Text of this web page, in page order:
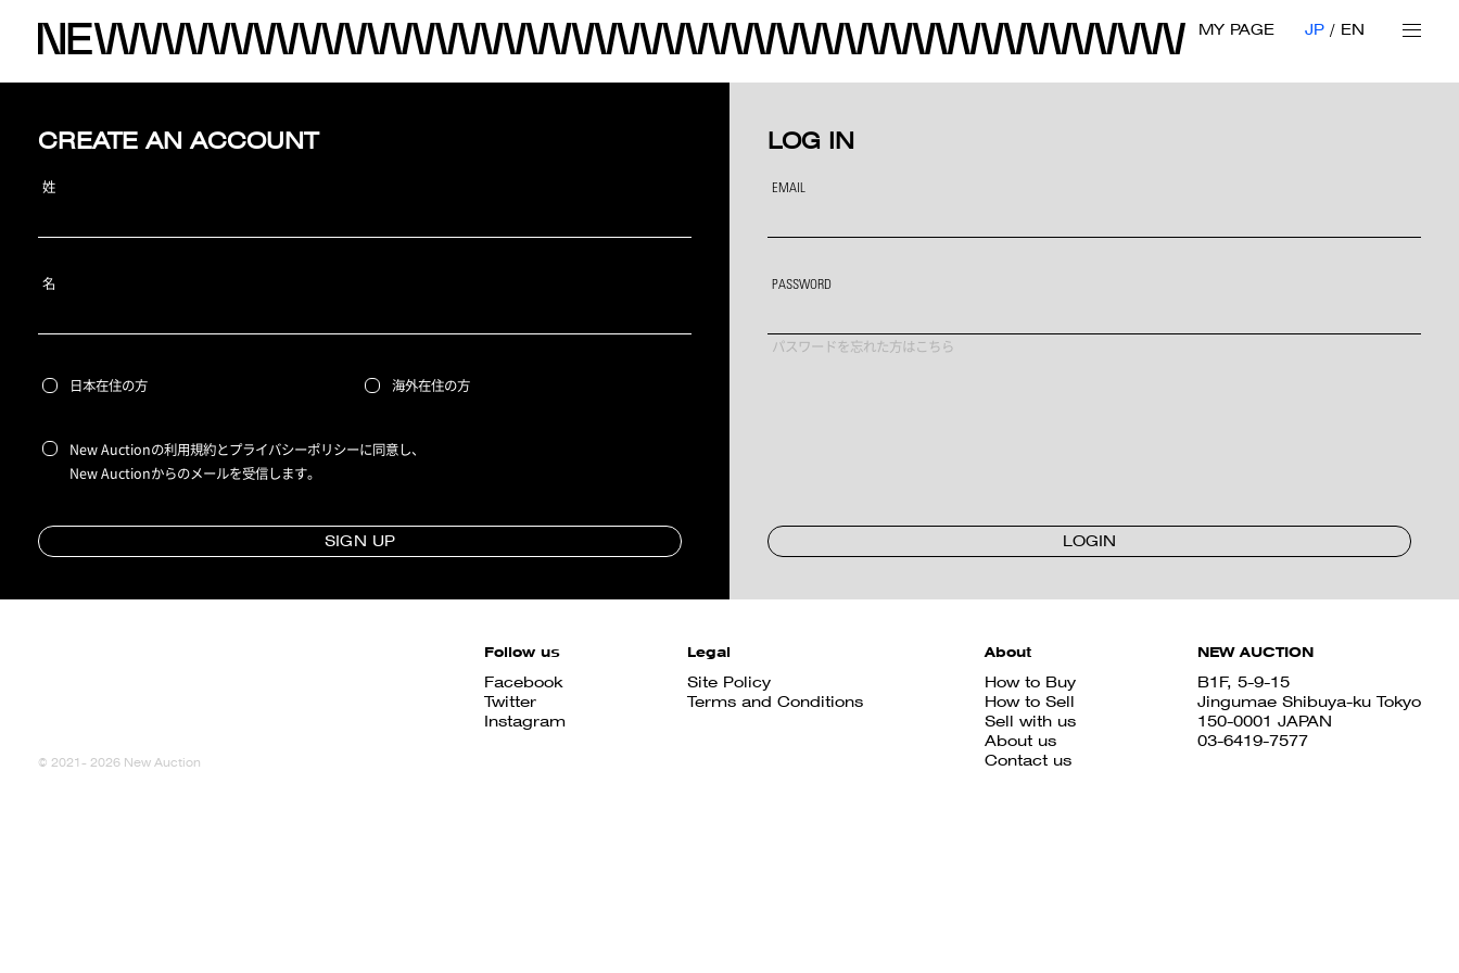
MY PAGE JP EN
CREATE AN ACCOUNT
姓
名
日本在住の方 海外在住の方
New Auctionの利用規約とプライバシーポリシーに同意し、
New Auctionからのメールを受信します。
SIGN UP
LOG IN
EMAIL
PASSWORD
パスワードを忘れた方はこちら
LOGIN
Follow us
Facebook
Twitter
Instagram
Legal
Site Policy
Terms and Conditions
About
How to Buy
How to Sell
Sell with us
About us
Contact us
NEW AUCTION
B1F, 5-9-15
Jingumae Shibuya-ku Tokyo
150-0001 JAPAN
03-6419-7577
© 2021- 2026 New Auction